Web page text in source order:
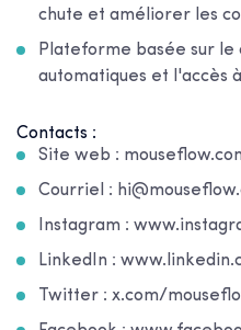
chute et améliorer les
Plateforme basée sur le
automatiques et l'accès
Contacts :
Site web :
Courriel :
Instagram :
LinkedIn :
Twitter : x.com/